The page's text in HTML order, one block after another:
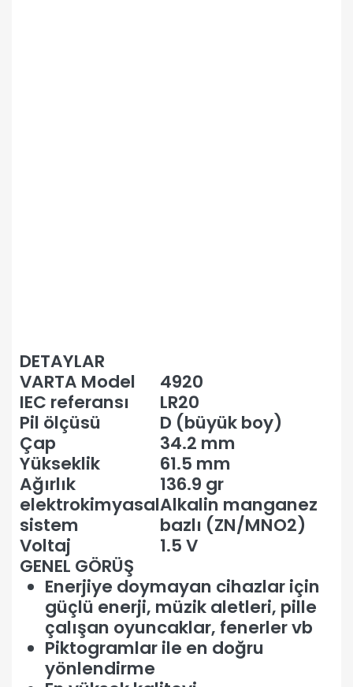
DETAYLAR
VARTA Model
4920
IEC referansı
LR20
Pil ölçüsü
D (büyük boy)
Çap
34.2 mm
Yükseklik
61.5 mm
Ağırlık
136.9 gr
elektrokimyasal
sistem
Alkalin manganez
bazlı (ZN/MNO2)
Voltaj
1.5 V
GENEL GÖRÜŞ
Enerjiye doymayan cihazlar için
güçlü enerji, müzik aletleri, pille
çalışan oyuncaklar, fenerler vb
Piktogramlar ile en doğru
yönlendirme